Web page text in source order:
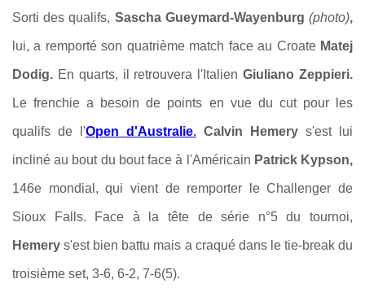
Sorti des qualifs, Sascha Gueymard-Wayenburg(photo),
lui, a remporté son quatrième match face au Croate Matej
Dodig. En quarts, il retrouvera l'ItalienGiuliano Zeppieri.
Le frenchie a besoin de points en vue du cut pour les
qualifs de l'Open d'Australie. Calvin Hemery s'est lui
incliné au bout du bout face à l'Américain Patrick Kypson,
146e mondial, qui vient de remporter le Challenger de
Sioux Falls. Face à la tête de série n°5 du tournoi,
Hemery s'est bien battu mais a craqué dans le tie-break du
troisième set, 3-6, 6-2, 7-6(5).